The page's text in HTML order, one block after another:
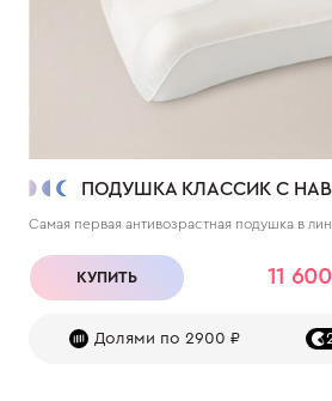
ПОДУШКА КЛАССИК С
Самая первая антивозрастная подушка в
КУПИТЬ 11
Долями по 2900 ₽